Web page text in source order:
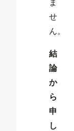
ま
せ
ん。
結
論
か
ら
申
し